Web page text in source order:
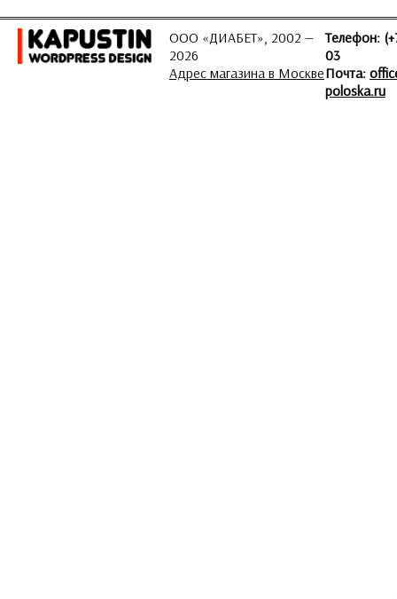
ООО «ДИАБЕТ», 2002 —
2026
Адрес магазина в Москве
Телефон:
03
Почта:
poloska.ru